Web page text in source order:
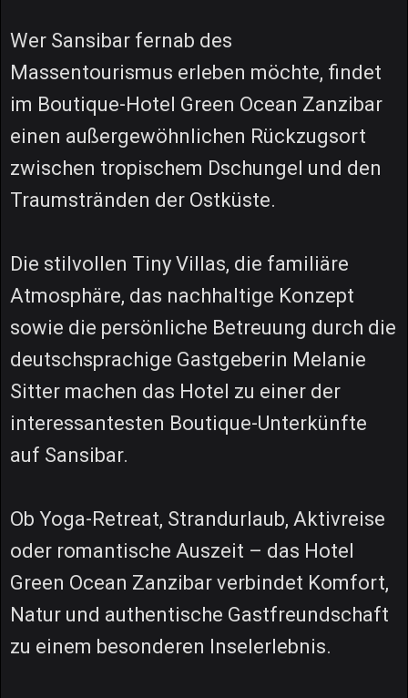
Wer Sansibar fernab des
Massentourismus erleben möchte, findet
im Boutique-Hotel Green Ocean Zanzibar
einen außergewöhnlichen Rückzugsort
zwischen tropischem Dschungel und den
Traumstränden der Ostküste.
Die stilvollen Tiny Villas, die familiäre
Atmosphäre, das nachhaltige Konzept
sowie die persönliche Betreuung durch die
deutschsprachige Gastgeberin Melanie
Sitter machen das Hotel zu einer der
interessantesten Boutique-Unterkünfte
auf Sansibar.
Ob Yoga-Retreat, Strandurlaub, Aktivreise
oder romantische Auszeit – das Hotel
Green Ocean Zanzibar verbindet Komfort,
Natur und authentische Gastfreundschaft
zu einem besonderen Inselerlebnis.